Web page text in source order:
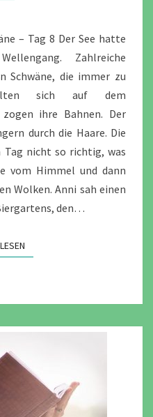
TAG
– Tag 8 Der See hatte
Zahlreiche
Schwäne, die immer zu
sich auf dem
ihre Bahnen. Der
durch die Haare. Die
Tag nicht so richtig, was
vom Himmel und dann
Wolken. Anni sah einen
den…
WEITERLESEN